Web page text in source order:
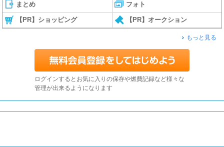
まとめ フォト
【PR】ショッピング 【PR】オークション
もっと見る
ログインするとお気に入りの保存や燃費記録など様々な
管理が出来るようになります